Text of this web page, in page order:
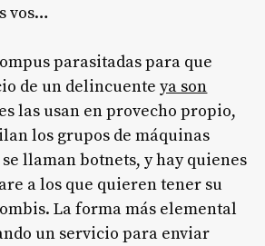
vos…
parasitadas para que
de un delincuenteya son
las usan en provecho propio,
los grupos de máquinas
se llaman botnets, y hay quienes
a los que quieren tener su
La forma más elemental
un servicio para enviar